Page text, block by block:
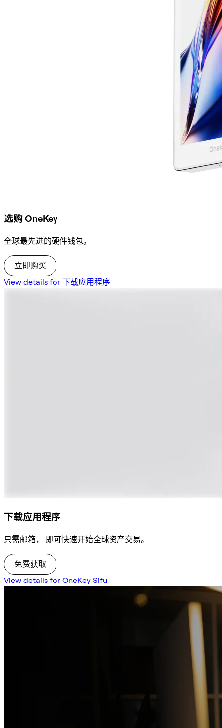
选购 OneKey
全球最先进的硬件钱包。
立即购买
View details for 下载应用程序
下载应用程序
只需邮箱， 即可快速开始全球资产交易。
免费获取
View details for OneKey Sifu